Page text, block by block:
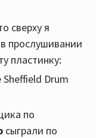
сверху я
прослушивании
пластинку:
Sheffield Drum
по
сыграли по